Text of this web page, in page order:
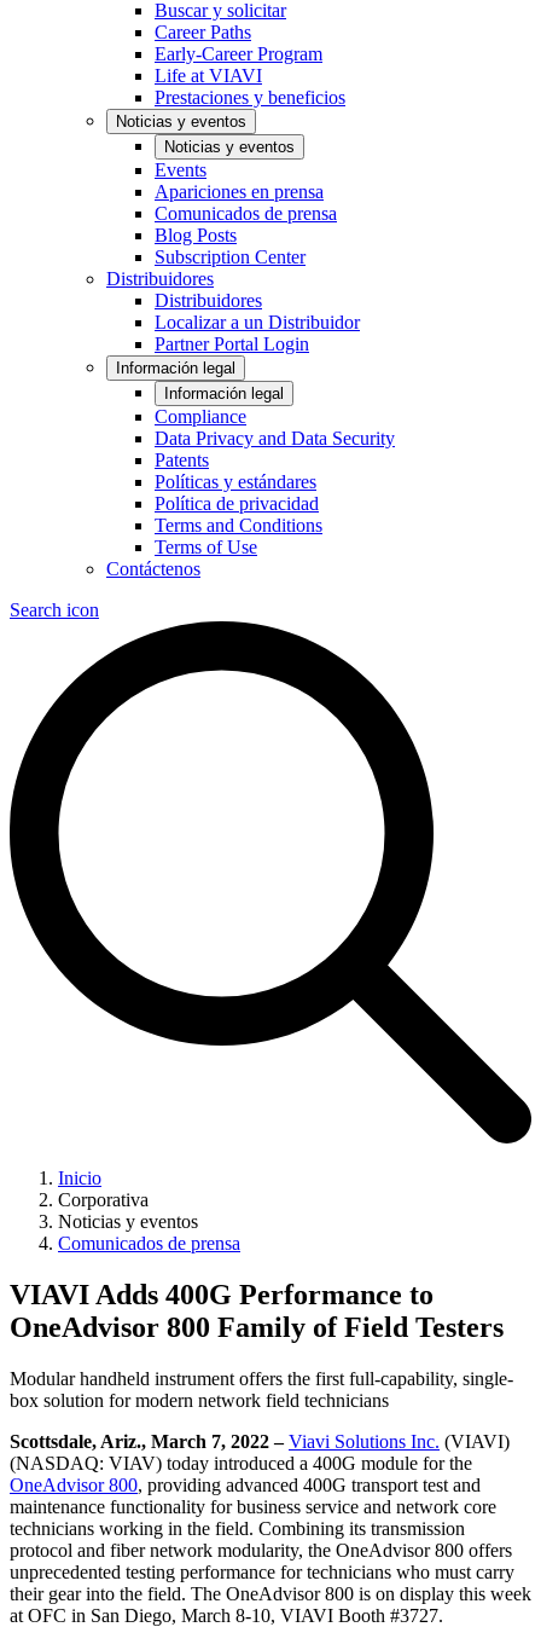
Buscar y solicitar
Career Paths
Early-Career Program
Life at VIAVI
Prestaciones y beneficios
Noticias y eventos
Noticias y eventos
Events
Apariciones en prensa
Comunicados de prensa
Blog Posts
Subscription Center
Distribuidores
Distribuidores
Localizar a un Distribuidor
Partner Portal Login
Información legal
Información legal
Compliance
Data Privacy and Data Security
Patents
Políticas y estándares
Política de privacidad
Terms and Conditions
Terms of Use
Contáctenos
Search icon
Inicio
Corporativa
Noticias y eventos
Comunicados de prensa
VIAVI Adds 400G Performance to
OneAdvisor 800 Family of Field Testers
Modular handheld instrument offers the first full-capability, single-
box solution for modern network field technicians
Scottsdale, Ariz., March 7, 2022 – Viavi Solutions Inc. (VIAVI)
(NASDAQ: VIAV) today introduced a 400G module for the
OneAdvisor 800, providing advanced 400G transport test and
maintenance functionality for business service and network core
technicians working in the field. Combining its transmission
protocol and fiber network modularity, the OneAdvisor 800 offers
unprecedented testing performance for technicians who must carry
their gear into the field. The OneAdvisor 800 is on display this week
at OFC in San Diego, March 8-10, VIAVI Booth #3727.